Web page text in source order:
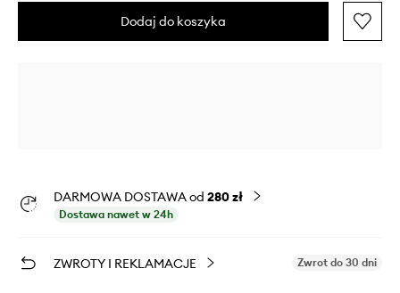
Dodaj do koszyka
DARMOWA DOSTAWA od 280 zł
Dostawa nawet w 24h
ZWROTY I REKLAMACJE Zwrot do 30 dni